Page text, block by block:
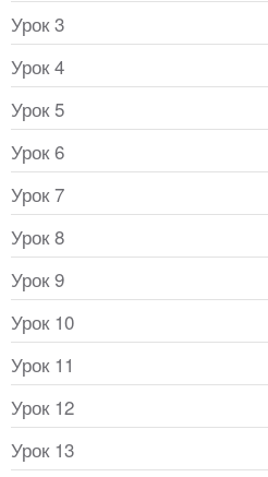
Урок 3
Урок 4
Урок 5
Урок 6
Урок 7
Урок 8
Урок 9
Урок 10
Урок 11
Урок 12
Урок 13